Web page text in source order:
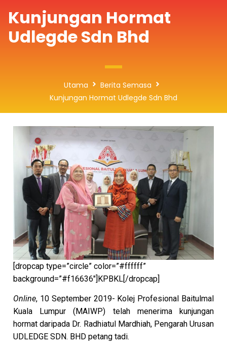
Kunjungan Hormat
Udlegde Sdn Bhd
Utama
Berita Semasa
Kunjungan Hormat Udlegde Sdn Bhd
[dropcap type=”circle” color=”#ffffff”
background=”#f16636″]KPBKL[/dropcap]
Online, 10 September 2019- Kolej Profesional Baitulmal
Kuala Lumpur (MAIWP) telah menerima kunjungan
hormat daripada Dr. Radhiatul Mardhiah, Pengarah Urusan
UDLEDGE SDN. BHD petang tadi.